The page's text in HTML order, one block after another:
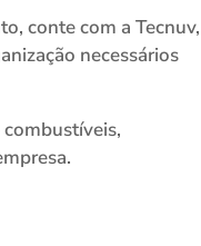
conte com a Tecnuv,
necessários